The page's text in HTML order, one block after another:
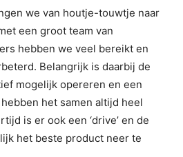
we van houtje-touwtje naar
een groot team van
hebben we veel bereikt en
Belangrijk is daarbij de
mogelijk opereren en een
het samen altijd heel
is er ook een ‘drive’ en de
het beste product neer te